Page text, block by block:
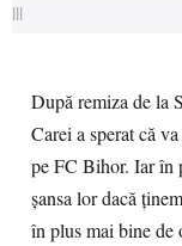
|||
După remiza de la
Carei a sperat că
pe FC Bihor. Iar în
șansa lor dacă
în plus mai bine de